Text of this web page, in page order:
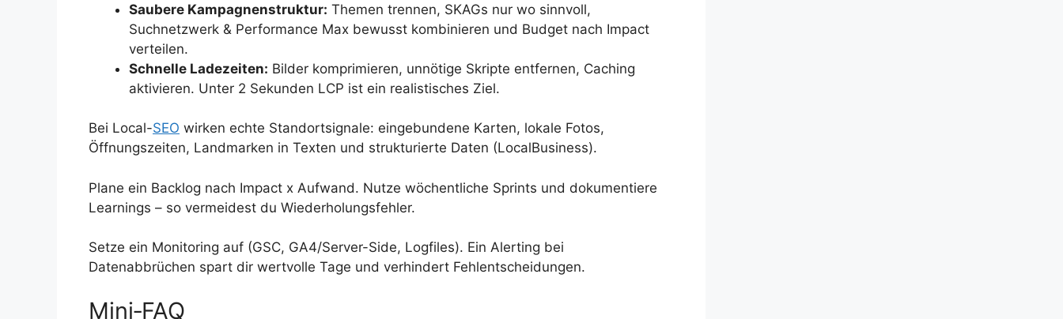
Saubere Kampagnenstruktur: Themen trennen, SKAGs nur wo sinnvoll,
Suchnetzwerk & Performance Max bewusst kombinieren und Budget nach Impact
verteilen.
Schnelle Ladezeiten: Bilder komprimieren, unnötige Skripte entfernen, Caching
aktivieren. Unter 2 Sekunden LCP ist ein realistisches Ziel.
Bei Local-SEO wirken echte Standortsignale: eingebundene Karten, lokale Fotos,
Öffnungszeiten, Landmarken in Texten und strukturierte Daten (LocalBusiness).
Plane ein Backlog nach Impact x Aufwand. Nutze wöchentliche Sprints und dokumentiere
Learnings – so vermeidest du Wiederholungsfehler.
Setze ein Monitoring auf (GSC, GA4/Server-Side, Logfiles). Ein Alerting bei
Datenabbrüchen spart dir wertvolle Tage und verhindert Fehlentscheidungen.
Mini‑FAQ